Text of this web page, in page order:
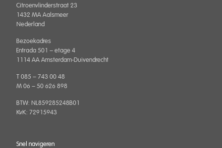
Citroenvlinderstraat 23
1432 MA Aalsmeer
Nederland
Bezoekadres
Entrada 501 – etage 4
1114 AA Amsterdam-Duivendrecht
T 085 – 743 00 48
M 06 – 50 626 898
BTW: NL859285248B01
KvK: 72915943
Snel navigeren